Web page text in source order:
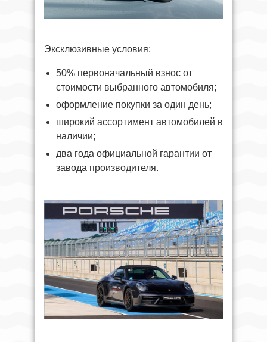
Эксклюзивные условия:
50% первоначальный взнос от
стоимости выбранного автомобиля;
оформление покупки за один день;
широкий ассортимент автомобилей в
наличии;
два года официальной гарантии от
завода производителя.